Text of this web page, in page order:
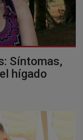
Síntomas,
hígado